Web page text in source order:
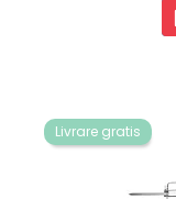
Livrare gratis